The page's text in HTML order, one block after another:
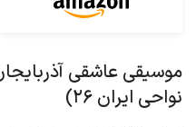
موسیقی عاشقی
نواحی ایران ۲۶)